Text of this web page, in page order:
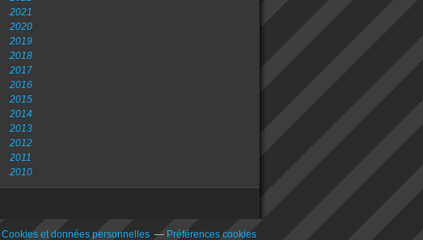
2021
2020
2019
2018
2017
2016
2015
2014
2013
2012
2011
2010
Cookies et données personnelles Préférences cookies